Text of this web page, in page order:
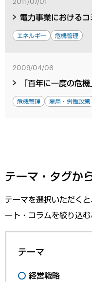
電力事業における
エネルギー 危機管理
2009/04/06
「百年に一度の危
危機管理 雇用・労働政策
テーマ・タグか
テーマを選択いただく
ート・コラムを絞り込む
テーマ
経営戦略